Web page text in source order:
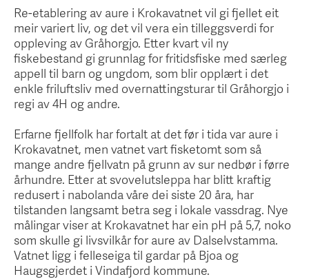
Re-etablering av aure i Krokavatnet vil gi fjellet eit
meir variert liv, og det vil vera ein tilleggsverdi for
oppleving av Gråhorgjo. Etter kvart vil ny
fiskebestand gi grunnlag for fritidsfiske med særleg
appell til barn og ungdom, som blir opplært i det
enkle friluftsliv med overnattingsturar til Gråhorgjo i
regi av 4H og andre.
Erfarne fjellfolk har fortalt at det før i tida var aure i
Krokavatnet, men vatnet vart fisketomt som så
mange andre fjellvatn på grunn av sur nedbør i førre
århundre. Etter at svovelutsleppa har blitt kraftig
redusert i nabolanda våre dei siste 20 åra, har
tilstanden langsamt betra seg i lokale vassdrag. Nye
målingar viser at Krokavatnet har ein pH på 5,7, noko
som skulle gi livsvilkår for aure av Dalselvstamma.
Vatnet ligg i felleseiga til gardar på Bjoa og
Haugsgjerdet i Vindafjord kommune.